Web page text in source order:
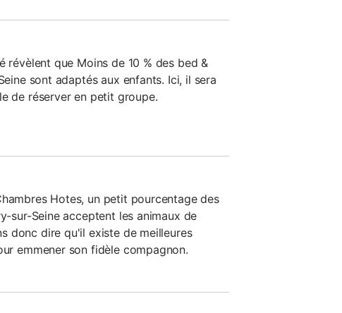
révèlent que Moins de 10 % des bed &
sont adaptés aux enfants. Ici, il sera
de réserver en petit groupe.
Hotes, un petit pourcentage des
sur-Seine acceptent les animaux de
donc dire qu'il existe de meilleures
emmener son fidèle compagnon.